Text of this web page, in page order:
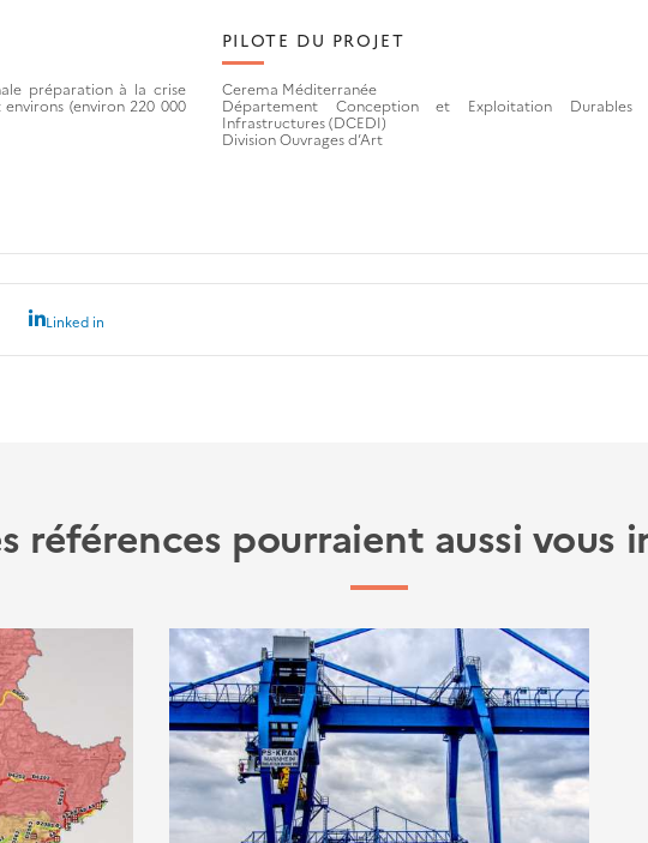
préparation à la crise
(environ 220 000
PILOTE DU PROJET
Cerema Méditerranée
Département Conception et Exploitation Durables
Infrastructures (DCEDI)
Division Ouvrages d’Art
Linked in
références pourraient aussi vous